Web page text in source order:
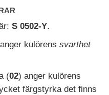
S 0502-Y.
kulörens svarthet
(02) anger kulörens
färgstyrka det finns